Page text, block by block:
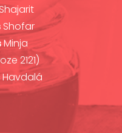
Shofar
Minja
2121)
Havdalá